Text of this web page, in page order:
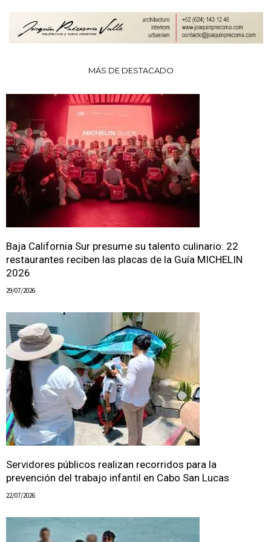
MÁS DE DESTACADO
Baja California Sur presume su talento culinario: 22
restaurantes reciben las placas de la Guía MICHELIN
2026
29/07/2026
Servidores públicos realizan recorridos para la
prevención del trabajo infantil en Cabo San Lucas
22/07/2026